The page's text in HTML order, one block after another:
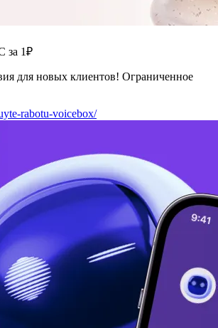
за 1₽
для новых клиентов! Ограниченное
rabotu-voicebox/